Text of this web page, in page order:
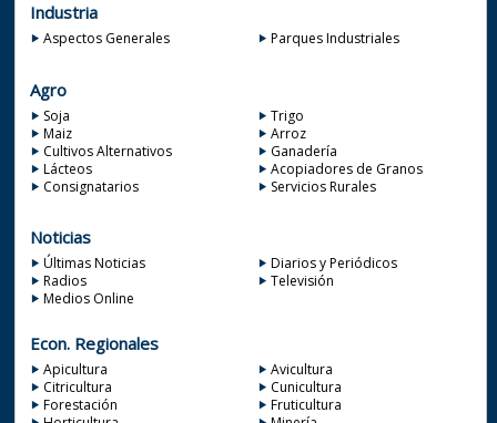
Industria
Aspectos Generales Parques Industriales
Agro
Soja
Trigo
Maiz
Arroz
Cultivos Alternativos
Ganadería
Lácteos
Acopiadores de Granos
Consignatarios
Servicios Rurales
Noticias
Últimas Noticias
Diarios y Periódicos
Radios
Televisión
Medios Online
Econ. Regionales
Apicultura
Avicultura
Citricultura
Cunicultura
Forestación
Fruticultura